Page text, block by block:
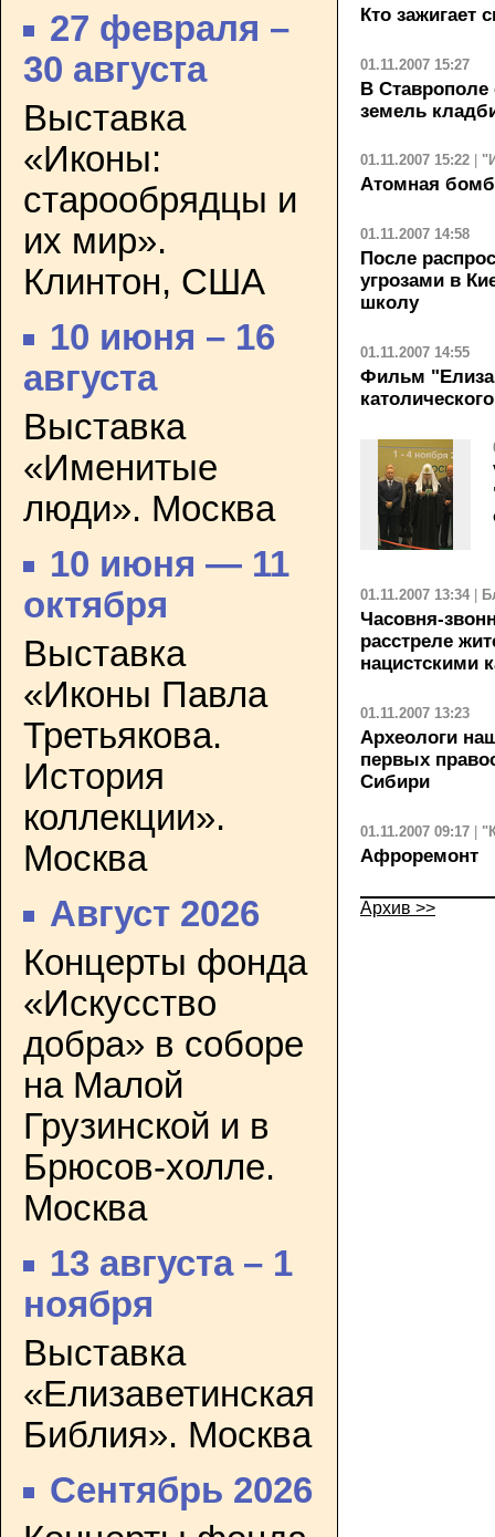
27 февраля –
30 августа
Выставка
«Иконы:
старообрядцы и
их мир».
Клинтон, США
10 июня – 16
августа
Выставка
«Именитые
люди». Москва
10 июня — 11
октября
Выставка
«Иконы Павла
Третьякова.
История
коллекции».
Москва
Август 2026
Концерты фонда
«Искусство
добра» в соборе
на Малой
Грузинской и в
Брюсов-холле.
Москва
13 августа – 1
ноября
Выставка
«Елизаветинская
Библия». Москва
Сентябрь 2026
Кто зажигает
01.11.2007 15:27
В Ставрополе
земель
01.11.2007 15:22
Атомная
01.11.2007 14:58
После
угрозами в
школу
01.11.2007 14:55
Фильм
01.11.2007 13:34
Часовня-
расстреле
нацистскими
01.11.2007 13:23
Археологи
первых
Сибири
01.11.2007 09:17
Афроремонт
Архив >>